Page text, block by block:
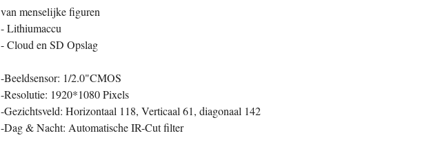
van menselijke figuren
- Lithiumaccu
- Cloud en SD Opslag
-Beeldsensor: 1/2.0"CMOS
-Resolutie: 1920*1080 Pixels
-Gezichtsveld: Horizontaal 118, Verticaal 61, diagonaal 142
-Dag & Nacht: Automatische IR-Cut filter